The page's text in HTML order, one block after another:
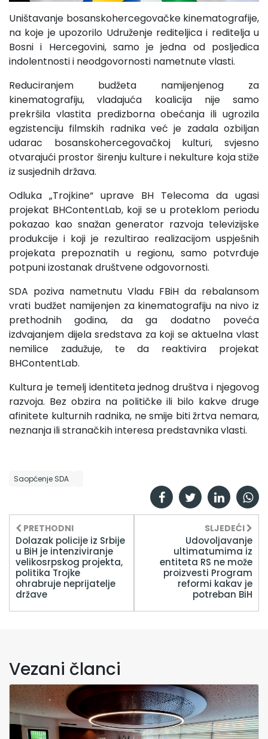
Uništavanje bosanskohercegovačke kinematografije,
na koje je upozorilo Udruženje rediteljica i reditelja u
Bosni i Hercegovini, samo je jedna od posljedica
indolentnosti i neodgovornosti nametnute vlasti.
Reduciranjem budžeta namijenjenog za
kinematografiju, vladajuća koalicija nije samo
prekršila vlastita predizborna obećanja ili ugrozila
egzistenciju filmskih radnika već je zadala ozbiljan
udarac bosanskohercegovačkoj kulturi, svjesno
otvarajući prostor širenju kulture i nekulture koja stiže
iz susjednih država.
Odluka „Trojkine“ uprave BH Telecoma da ugasi
projekat BHContentLab, koji se u proteklom periodu
pokazao kao snažan generator razvoja televizijske
produkcije i koji je rezultirao realizacijom uspješnih
projekata prepoznatih u regionu, samo potvrđuje
potpuni izostanak društvene odgovornosti.
SDA poziva nametnutu Vladu FBiH da rebalansom
vrati budžet namijenjen za kinematografiju na nivo iz
prethodnih godina, da ga dodatno poveća
izdvajanjem dijela sredstava za koji se aktuelna vlast
nemilice zadužuje, te da reaktivira projekat
BHContentLab.
Kultura je temelj identiteta jednog društva i njegovog
razvoja. Bez obzira na političke ili bilo kakve druge
afinitete kulturnih radnika, ne smije biti žrtva nemara,
neznanja ili stranačkih interesa predstavnika vlasti.
Saopćenje SDA
PRETHODNI
Dolazak policije iz Srbije
u BiH je intenziviranje
velikosrpskog projekta,
politika Trojke
ohrabruje neprijatelje
države
SLJEDEĆI
Udovoljavanje
ultimatumima iz
entiteta RS ne može
proizvesti Program
reformi kakav je
potreban BiH
Vezani članci